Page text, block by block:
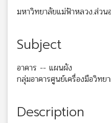
มหาวิทยาลัยแม่ฟ้าหลวง.ส่วน
Subject
อาคาร -- แผนผัง
กลุ่มอาคารศูนย์เครื่องมือวิท
Description